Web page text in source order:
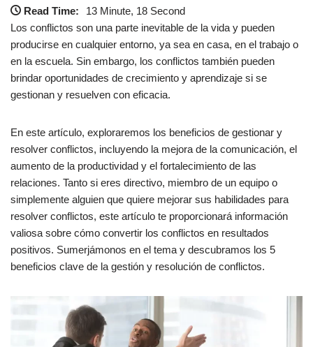
Read Time:
13 Minute, 18 Second
Los conflictos son una parte inevitable de la vida y pueden
producirse en cualquier entorno, ya sea en casa, en el trabajo o
en la escuela. Sin embargo, los conflictos también pueden
brindar oportunidades de crecimiento y aprendizaje si se
gestionan y resuelven con eficacia.
En este artículo, exploraremos los beneficios de gestionar y
resolver conflictos, incluyendo la mejora de la comunicación, el
aumento de la productividad y el fortalecimiento de las
relaciones. Tanto si eres directivo, miembro de un equipo o
simplemente alguien que quiere mejorar sus habilidades para
resolver conflictos, este artículo te proporcionará información
valiosa sobre cómo convertir los conflictos en resultados
positivos. Sumerjámonos en el tema y descubramos los 5
beneficios clave de la gestión y resolución de conflictos.